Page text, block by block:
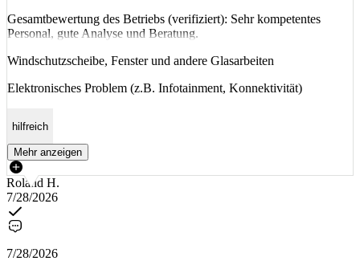
Gesamtbewertung des Betriebs (verifiziert): Sehr kompetentes
Personal, gute Analyse und Beratung.
Windschutzscheibe, Fenster und andere Glasarbeiten
Elektronisches Problem (z.B. Infotainment, Konnektivität)
hilfreich
Mehr anzeigen
Roland H.
7/28/2026
7/28/2026